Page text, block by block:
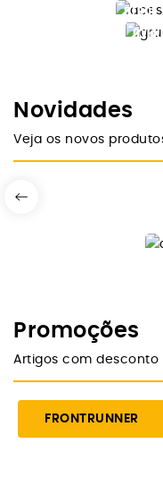
DESDE
Novidades
Veja os novos
Promoções
Artigos com desconto
FRONTRUNNER